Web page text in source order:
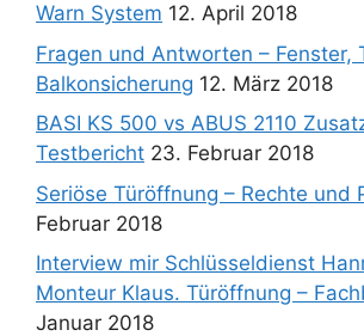
Warn System 12. April 2018
Fragen und Antworten – Fenster,
Balkonsicherung 12. März 2018
BASI KS 500 vs ABUS 2110
Testbericht 23. Februar 2018
Seriöse Türöffnung – Rechte und
Februar 2018
Interview mir Schlüsseldienst
Monteur Klaus. Türöffnung –
Januar 2018